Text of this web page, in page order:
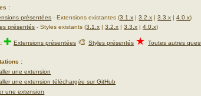
:
présentées -Extensions existantes (3.1.x |3.2.x |3.3.x |4.0.x)
présentés - Styles existants (3.1.x |3.2.x |3.3.x |4.0.x)
✚ Extensions présentées 🎨 Styles présentés ★ Toutes autres
:
une extension
une extension téléchargée sur GitHub
une extension